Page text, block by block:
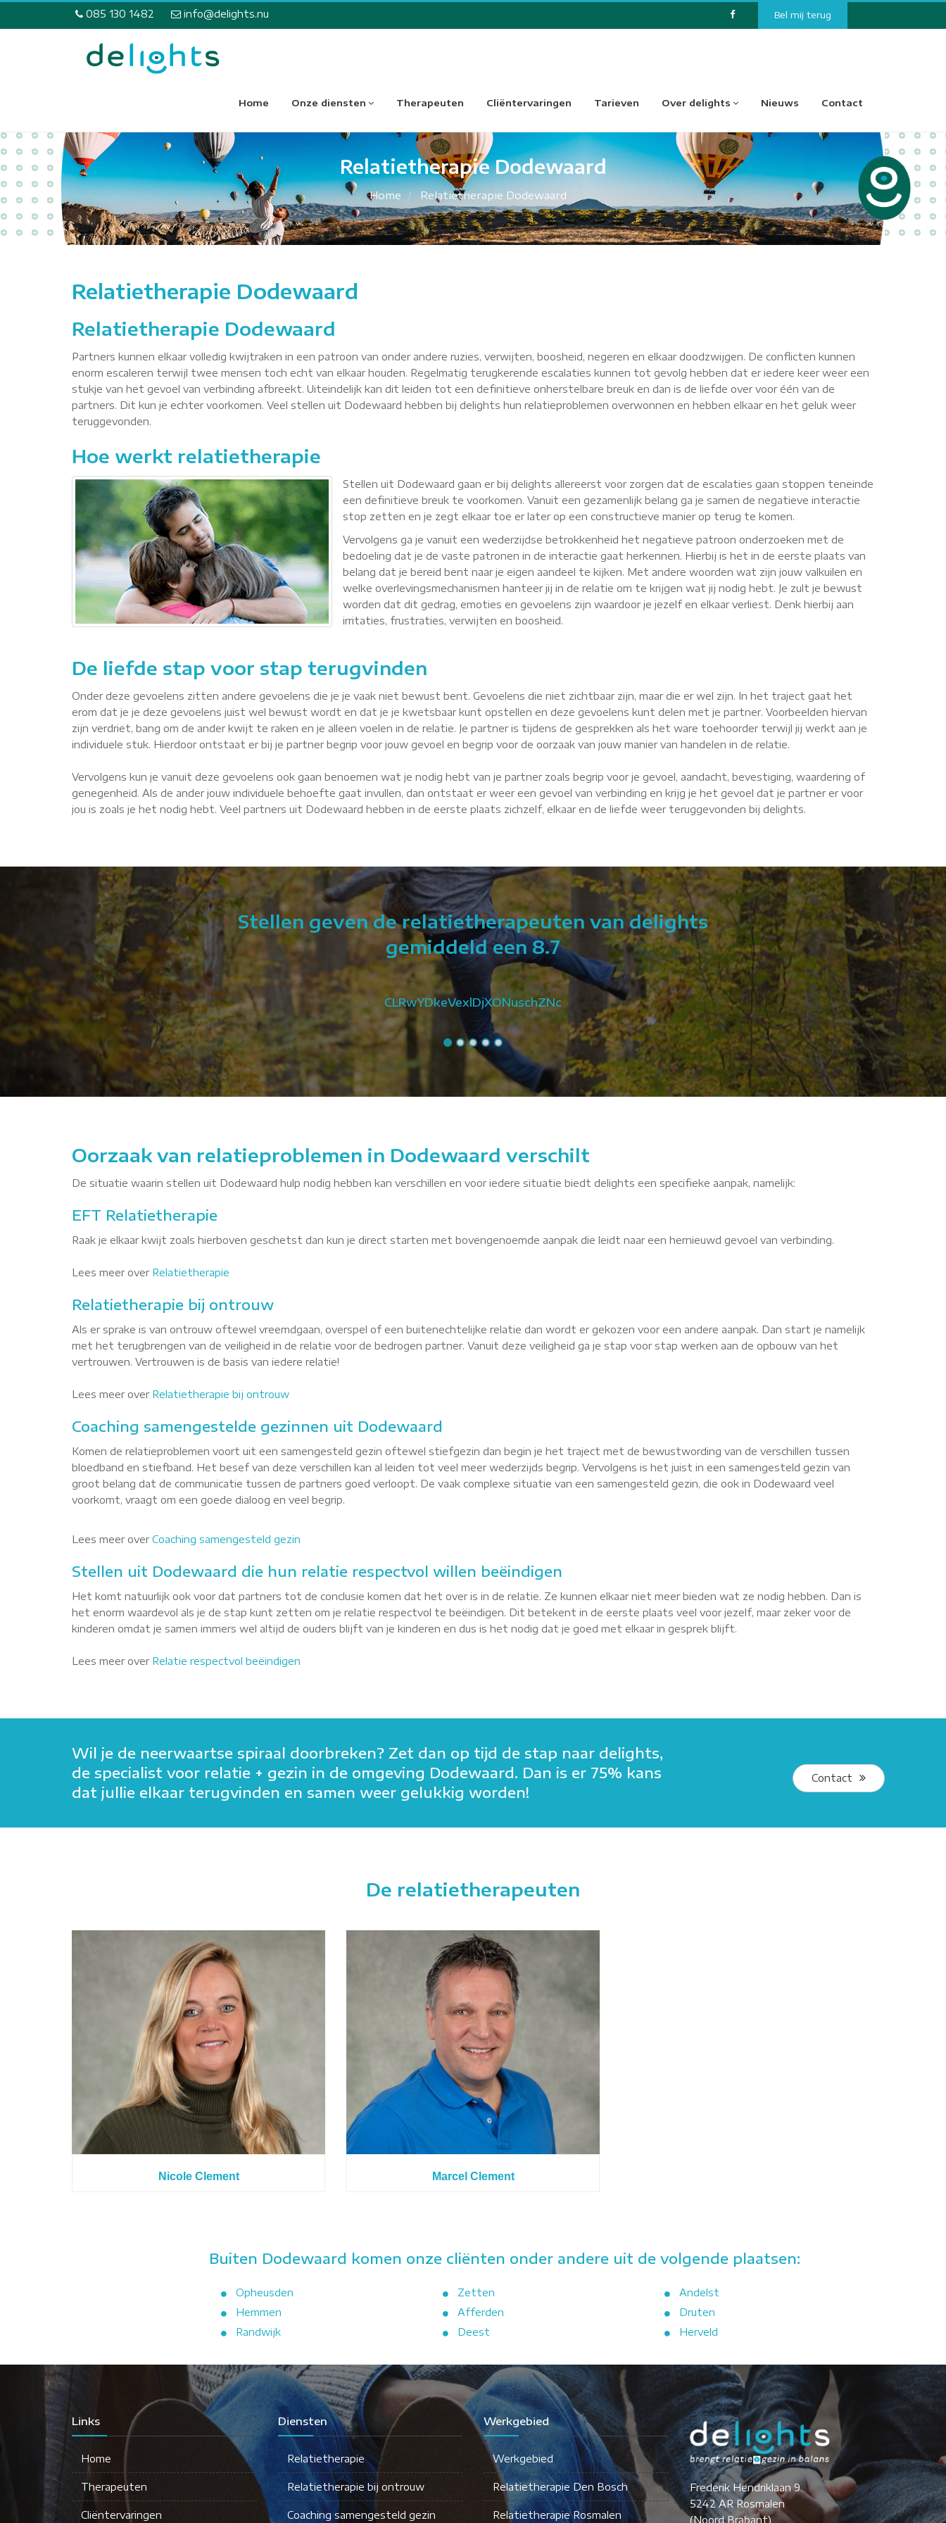
085 130 1482 info@delights.nu Bel mij terug
Home Onze diensten Therapeuten Cliëntervaringen Tarieven Over delights Nieuws Contact
Relatietherapie Dodewaard
Home Relatietherapie Dodewaard
Relatietherapie Dodewaard
Relatietherapie Dodewaard
Partners kunnen elkaar volledig kwijtraken in een patroon van onder andere ruzies, verwijten, boosheid, negeren en elkaar doodzwijgen. De conflicten kunnen
enorm escaleren terwijl twee mensen toch echt van elkaar houden. Regelmatig terugkerende escalaties kunnen tot gevolg hebben dat er iedere keer weer een
stukje van het gevoel van verbinding afbreekt. Uiteindelijk kan dit leiden tot een definitieve onherstelbare breuk en dan is de liefde over voor één van de
partners. Dit kun je echter voorkomen. Veel stellen uit Dodewaard hebben bij delights hun relatieproblemen overwonnen en hebben elkaar en het geluk weer
teruggevonden.
Hoe werkt relatietherapie
Stellen uit Dodewaard gaan er bij delights allereerst voor zorgen dat de escalaties gaan stoppen teneinde
een definitieve breuk te voorkomen. Vanuit een gezamenlijk belang ga je samen de negatieve interactie
stop zetten en je zegt elkaar toe er later op een constructieve manier op terug te komen.
Vervolgens ga je vanuit een wederzijdse betrokkenheid het negatieve patroon onderzoeken met de
bedoeling dat je de vaste patronen in de interactie gaat herkennen. Hierbij is het in de eerste plaats van
belang dat je bereid bent naar je eigen aandeel te kijken. Met andere woorden wat zijn jouw valkuilen en
welke overlevingsmechanismen hanteer jij in de relatie om te krijgen wat jij nodig hebt. Je zult je bewust
worden dat dit gedrag, emoties en gevoelens zijn waardoor je jezelf en elkaar verliest. Denk hierbij aan
irritaties, frustraties, verwijten en boosheid.
De liefde stap voor stap terugvinden
Onder deze gevoelens zitten andere gevoelens die je je vaak niet bewust bent. Gevoelens die niet zichtbaar zijn, maar die er wel zijn. In het traject gaat het
erom dat je je deze gevoelens juist wel bewust wordt en dat je je kwetsbaar kunt opstellen en deze gevoelens kunt delen met je partner. Voorbeelden hiervan
zijn verdriet, bang om de ander kwijt te raken en je alleen voelen in de relatie. Je partner is tijdens de gesprekken als het ware toehoorder terwijl jij werkt aan je
individuele stuk. Hierdoor ontstaat er bij je partner begrip voor jouw gevoel en begrip voor de oorzaak van jouw manier van handelen in de relatie.
Vervolgens kun je vanuit deze gevoelens ook gaan benoemen wat je nodig hebt van je partner zoals begrip voor je gevoel, aandacht, bevestiging, waardering of
genegenheid. Als de ander jouw individuele behoefte gaat invullen, dan ontstaat er weer een gevoel van verbinding en krijg je het gevoel dat je partner er voor
jou is zoals je het nodig hebt. Veel partners uit Dodewaard hebben in de eerste plaats zichzelf, elkaar en de liefde weer teruggevonden bij delights.
Stellen geven de relatietherapeuten van delights
gemiddeld een 8.7
CLRwYDkeVexlDjXONuschZNc We
Oorzaak van relatieproblemen in Dodewaard verschilt
De situatie waarin stellen uit Dodewaard hulp nodig hebben kan verschillen en voor iedere situatie biedt delights een specifieke aanpak, namelijk:
EFT Relatietherapie
Raak je elkaar kwijt zoals hierboven geschetst dan kun je direct starten met bovengenoemde aanpak die leidt naar een hernieuwd gevoel van verbinding.
Lees meer over Relatietherapie
Relatietherapie bij ontrouw
Als er sprake is van ontrouw oftewel vreemdgaan, overspel of een buitenechtelijke relatie dan wordt er gekozen voor een andere aanpak. Dan start je namelijk
met het terugbrengen van de veiligheid in de relatie voor de bedrogen partner. Vanuit deze veiligheid ga je stap voor stap werken aan de opbouw van het
vertrouwen. Vertrouwen is de basis van iedere relatie!
Lees meer over Relatietherapie bij ontrouw
Coaching samengestelde gezinnen uit Dodewaard
Komen de relatieproblemen voort uit een samengesteld gezin oftewel stiefgezin dan begin je het traject met de bewustwording van de verschillen tussen
bloedband en stiefband. Het besef van deze verschillen kan al leiden tot veel meer wederzijds begrip. Vervolgens is het juist in een samengesteld gezin van
groot belang dat de communicatie tussen de partners goed verloopt. De vaak complexe situatie van een samengesteld gezin, die ook in Dodewaard veel
voorkomt, vraagt om een goede dialoog en veel begrip.
Lees meer overCoaching samengesteld gezin
Stellen uit Dodewaard die hun relatie respectvol willen beëindigen
Het komt natuurlijk ook voor dat partners tot de conclusie komen dat het over is in de relatie. Ze kunnen elkaar niet meer bieden wat ze nodig hebben. Dan is
het enorm waardevol als je de stap kunt zetten om je relatie respectvol te beëindigen. Dit betekent in de eerste plaats veel voor jezelf, maar zeker voor de
kinderen omdat je samen immers wel altijd de ouders blijft van je kinderen en dus is het nodig dat je goed met elkaar in gesprek blijft.
Lees meer over Relatie respectvol beëindigen
Wil je de neerwaartse spiraal doorbreken? Zet dan op tijd de stap naar delights,
de specialist voor relatie + gezin in de omgeving Dodewaard. Dan is er 75% kans
dat jullie elkaar terugvinden en samen weer gelukkig worden!
Contact
De relatietherapeuten
Nicole Clement Marcel Clement
Buiten Dodewaard komen onze cliënten onder andere uit de volgende plaatsen:
Opheusden
Hemmen
Randwijk
Zetten
Afferden
Deest
Andelst
Druten
Herveld
Links
Home
Therapeuten
Cliëntervaringen
Diensten
Relatietherapie
Relatietherapie bij ontrouw
Coaching samengesteld gezin
Werkgebied
Werkgebied
Relatietherapie Den Bosch
Relatietherapie Rosmalen
Frederik Hendriklaan 9
5242 AR Rosmalen
(Noord Brabant)